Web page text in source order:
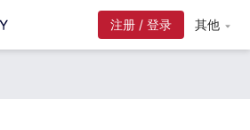
注册 / 登录 其他